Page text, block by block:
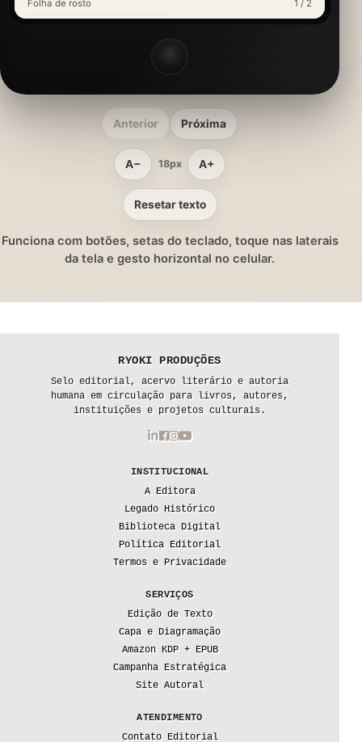
Folha de rosto 1 / 2
Anterior Próxima
A− 18px A+
Resetar texto
Funciona com botões, setas do teclado, toque nas laterais
da tela e gesto horizontal no celular.
RYOKI PRODUÇÕES
Selo editorial, acervo literário e autoria
humana em circulação para livros, autores,
instituições e projetos culturais.
INSTITUCIONAL
A Editora
Legado Histórico
Biblioteca Digital
Política Editorial
Termos e Privacidade
SERVIÇOS
Edição de Texto
Capa e Diagramação
Amazon KDP + EPUB
Campanha Estratégica
Site Autoral
ATENDIMENTO
Contato Editorial